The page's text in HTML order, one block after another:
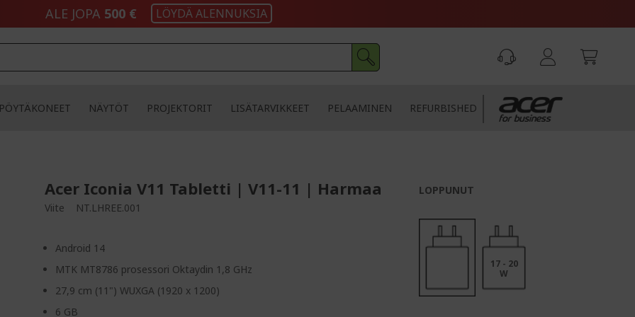
ALE JOPA 500 € LÖYDÄ ALENNUKSIA
PÖYTÄKONEET NÄYTÖT PROJEKTORIT LISÄTARVIKKEET PELAAMINEN REFURBISHED
Acer Iconia V11 Tabletti | V11-11 | Harmaa
Viite NT.LHREE.001
Android 14
MTK MT8786 prosessori Oktaydin 1,8 GHz
27,9 cm (11") WUXGA (1920 x 1200)
6 GB
LOPPUNUT
17 - 20
W